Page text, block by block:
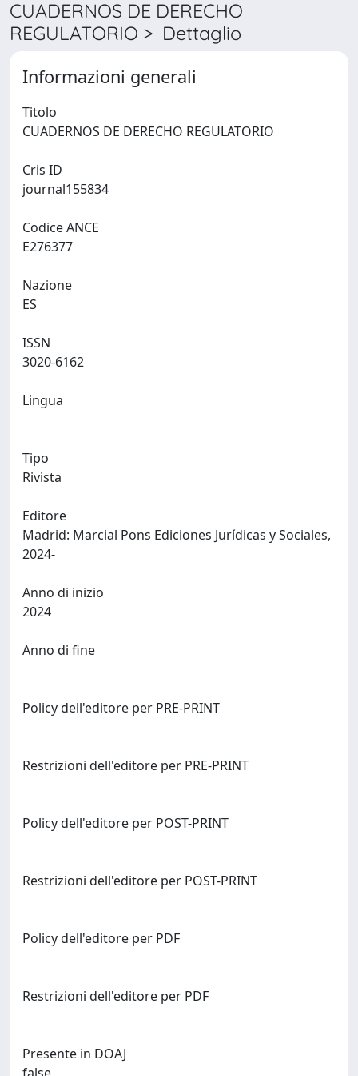
CUADERNOS DE DERECHO
REGULATORIO > Dettaglio
Informazioni generali
Titolo
Cris ID
Codice ANCE
Nazione
ISSN
Lingua
Tipo
Rivista
Editore
Madrid: Marcial Pons Ediciones Jurídicas y Sociales,
Anno di inizio
Anno di fine
Policy dell'editore per PRE-PRINT
Restrizioni dell'editore per PRE-PRINT
Policy dell'editore per POST-PRINT
Restrizioni dell'editore per POST-PRINT
Policy dell'editore per PDF
Restrizioni dell'editore per PDF
Presente in DOAJ